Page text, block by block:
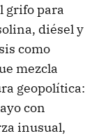
grifo para
diésel y
como
mezcla
geopolítica:
con
inusual,